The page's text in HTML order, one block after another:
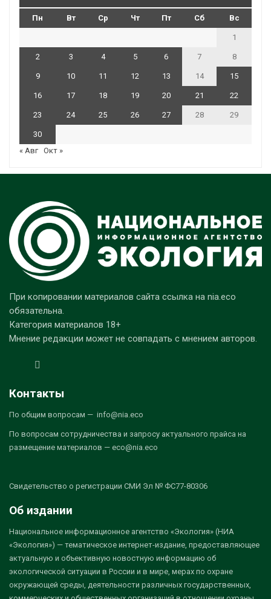
Пн Вт Ср Чт Пт Сб Вс
1
2 3 4 5 6 7 8
9 10 11 12 13 14 15
16 17 18 19 20 21 22
23 24 25 26 27 28 29
30
« Авг Окт »
При копировании материалов сайта ссылка на nia.eco
обязательна.
Категория материалов 18+
Мнение редакции может не совпадать с мнением авторов.
Контакты
По общим вопросам — info@nia.eco
По вопросам сотрудничества и запросу актуального прайса на
размещение материалов — eco@nia.eco
Свидетельство о регистрации СМИ Эл № ФС77-80306
Об издании
Национальное информационное агентство «Экология» (НИА
«Экология») — тематическое интернет-издание, предоставляющее
актуальную и объективную новостную информацию об
экологической ситуации в России и в мире, мерах по охране
окружающей среды, деятельности различных государственных,